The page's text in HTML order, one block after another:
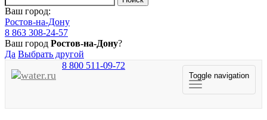
Ваш город:
Ростов-на-Дону
8 863 308-24-57
Ваш город Ростов-на-Дону?
Да Выбрать другой
Toggle navigation
8 800 511-09-72